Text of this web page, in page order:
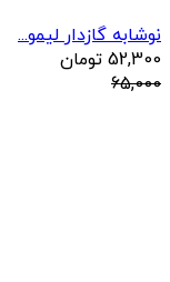
نوشابه گازدار لیمو...
52,300 تومان
65,000